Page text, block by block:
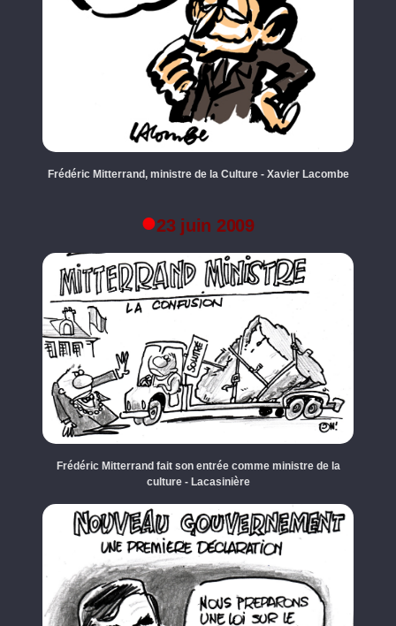
Frédéric Mitterrand, ministre de la Culture - Xavier Lacombe
23 juin 2009
Frédéric Mitterrand fait son entrée comme ministre de la
culture - Lacasinière